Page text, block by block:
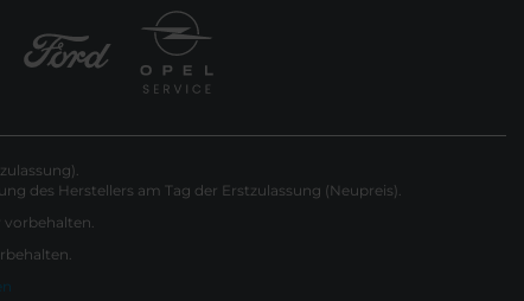
des Herstellers am Tag der Erstzulassung (Neupreis).
vorbehalten.